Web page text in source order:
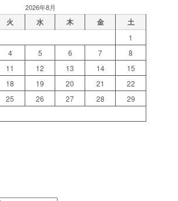
2026年8月
火 水 木 金 土
1
4 5 6 7
8
11 12 13 14
15
18 19 20 21
22
25 26 27 28
29